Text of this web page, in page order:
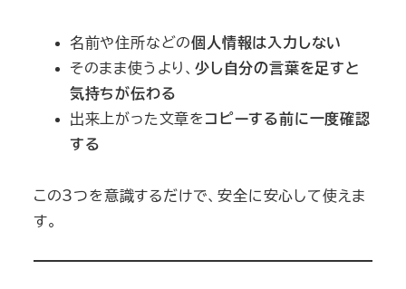
名前や住所などの個人情報は入力しない
そのまま使うより、 少し自分の言葉を足すと
気持ちが伝わる
出来上がった文章をコピーする前に一度確認
する
この3つを意識するだけで、安全に安心して使えま
す。